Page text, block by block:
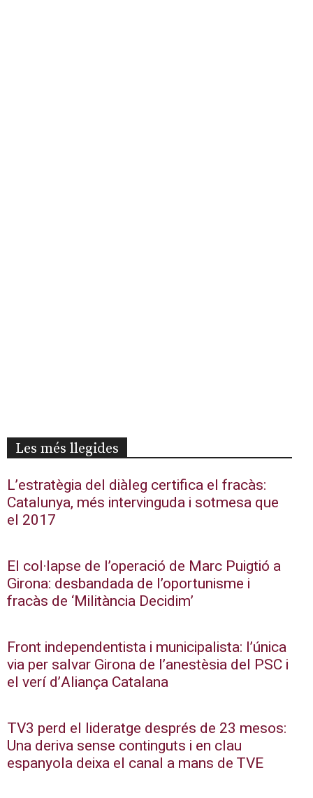
Les més llegides
L’estratègia del diàleg certifica el fracàs:
Catalunya, més intervinguda i sotmesa que
el 2017
El col·lapse de l’operació de Marc Puigtió a
Girona: desbandada de l’oportunisme i
fracàs de ‘Militància Decidim’
Front independentista i municipalista: l’única
via per salvar Girona de l’anestèsia del PSC i
el verí d’Aliança Catalana
TV3 perd el lideratge després de 23 mesos:
Una deriva sense continguts i en clau
espanyola deixa el canal a mans de TVE